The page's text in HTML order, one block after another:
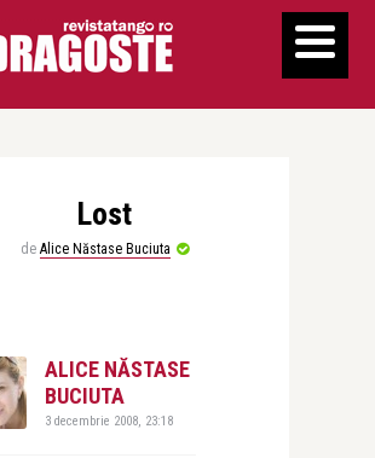
Lost
de Alice Năstase Buciuta
ALICE NĂSTASE
BUCIUTA
3 decembrie 2008, 23:18